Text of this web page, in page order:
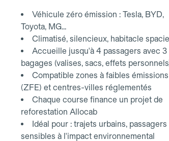
Véhicule zéro émission : Tesla, BYD,
Toyota, MG...
Climatisé, silencieux, habitacle
Accueille jusqu'à 4 passagers avec 3
bagages (valises, sacs, effets
Compatible zones à faibles émissions
(ZFE) et centres-villes réglementés
Chaque course finance un projet de
reforestation Allocab
Idéal pour : trajets urbains, passagers
sensibles à l'impact environnemental